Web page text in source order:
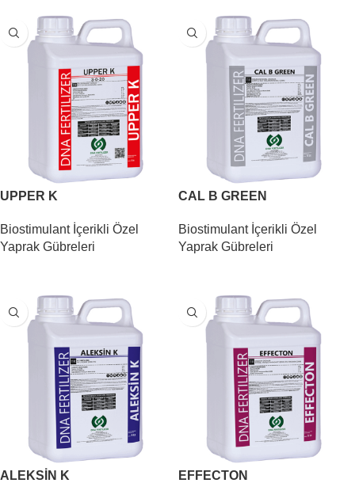
UPPER K
Biostimulant İçerikli Özel
Yaprak Gübreleri
CAL B GREEN
Biostimulant İçerikli Özel
Yaprak Gübreleri
ALEKSİN K EFFECTON